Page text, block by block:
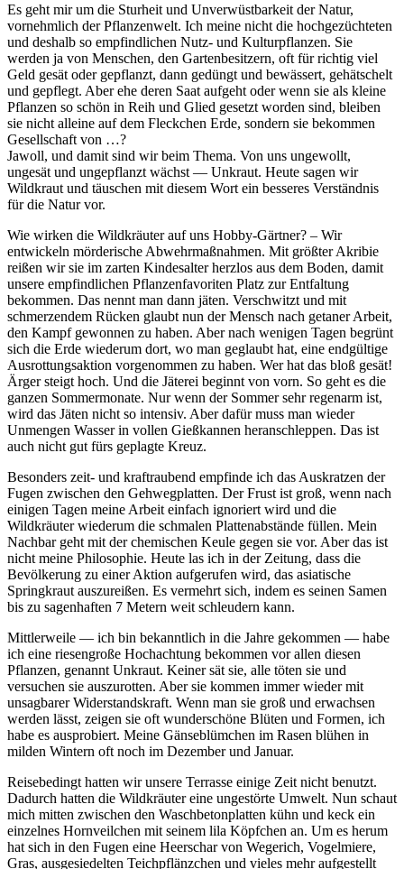
Es geht mir um die Sturheit und Unverwüstbarkeit der Natur,
vornehmlich der Pflanzenwelt. Ich meine nicht die hochgezüchteten
und deshalb so empfindlichen Nutz- und Kulturpflanzen. Sie
werden ja von Menschen, den Gartenbesitzern, oft für richtig viel
Geld gesät oder gepflanzt, dann gedüngt und bewässert, gehätschelt
und gepflegt. Aber ehe deren Saat aufgeht oder wenn sie als kleine
Pflanzen so schön in Reih und Glied gesetzt worden sind, bleiben
sie nicht alleine auf dem Fleckchen Erde, sondern sie bekommen
Gesellschaft von …?
Jawoll, und damit sind wir beim Thema. Von uns ungewollt,
ungesät und ungepflanzt wächst — Unkraut. Heute sagen wir
Wildkraut und täuschen mit diesem Wort ein besseres Verständnis
für die Natur vor.
Wie wirken die Wildkräuter auf uns Hobby-Gärtner? – Wir
entwickeln mörderische Abwehrmaßnahmen. Mit größter Akribie
reißen wir sie im zarten Kindesalter herzlos aus dem Boden, damit
unsere empfindlichen Pflanzenfavoriten Platz zur Entfaltung
bekommen. Das nennt man dann jäten. Verschwitzt und mit
schmerzendem Rücken glaubt nun der Mensch nach getaner Arbeit,
den Kampf gewonnen zu haben. Aber nach wenigen Tagen begrünt
sich die Erde wiederum dort, wo man geglaubt hat, eine endgültige
Ausrottungsaktion vorgenommen zu haben. Wer hat das bloß gesät!
Ärger steigt hoch. Und die Jäterei beginnt von vorn. So geht es die
ganzen Sommermonate. Nur wenn der Sommer sehr regenarm ist,
wird das Jäten nicht so intensiv. Aber dafür muss man wieder
Unmengen Wasser in vollen Gießkannen heranschleppen. Das ist
auch nicht gut fürs geplagte Kreuz.
Besonders zeit- und kraftraubend empfinde ich das Auskratzen der
Fugen zwischen den Gehwegplatten. Der Frust ist groß, wenn nach
einigen Tagen meine Arbeit einfach ignoriert wird und die
Wildkräuter wiederum die schmalen Plattenabstände füllen. Mein
Nachbar geht mit der chemischen Keule gegen sie vor. Aber das ist
nicht meine Philosophie. Heute las ich in der Zeitung, dass die
Bevölkerung zu einer Aktion aufgerufen wird, das asiatische
Springkraut auszureißen. Es vermehrt sich, indem es seinen Samen
bis zu sagenhaften 7 Metern weit schleudern kann.
Mittlerweile — ich bin bekanntlich in die Jahre gekommen — habe
ich eine riesengroße Hochachtung bekommen vor allen diesen
Pflanzen, genannt Unkraut. Keiner sät sie, alle töten sie und
versuchen sie auszurotten. Aber sie kommen immer wieder mit
unsagbarer Widerstandskraft. Wenn man sie groß und erwachsen
werden lässt, zeigen sie oft wunderschöne Blüten und Formen, ich
habe es ausprobiert. Meine Gänseblümchen im Rasen blühen in
milden Wintern oft noch im Dezember und Januar.
Reisebedingt hatten wir unsere Terrasse einige Zeit nicht benutzt.
Dadurch hatten die Wildkräuter eine ungestörte Umwelt. Nun schaut
mich mitten zwischen den Waschbetonplatten kühn und keck ein
einzelnes Hornveilchen mit seinem lila Köpfchen an. Um es herum
hat sich in den Fugen eine Heerschar von Wegerich, Vogelmiere,
Gras, ausgesiedelten Teichpflänzchen und vieles mehr aufgestellt